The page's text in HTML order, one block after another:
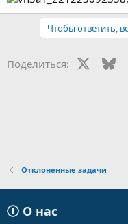
Чтобы ответить,
Поделиться:
Отклоненные задачи
О нас